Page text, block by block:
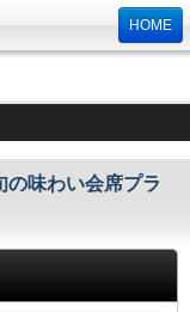
HOME
の味わい会席プラ